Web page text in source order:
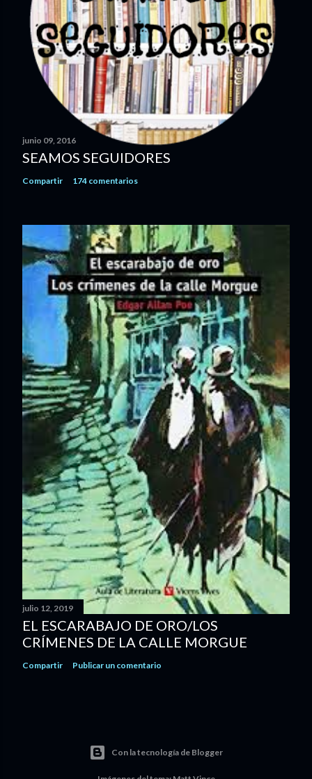
junio 09, 2016
SEAMOS SEGUIDORES
Compartir 174 comentarios
julio 12, 2019
EL ESCARABAJO DE ORO/LOS
CRÍMENES DE LA CALLE MORGUE
Compartir Publicar un comentario
Con la tecnología de Blogger